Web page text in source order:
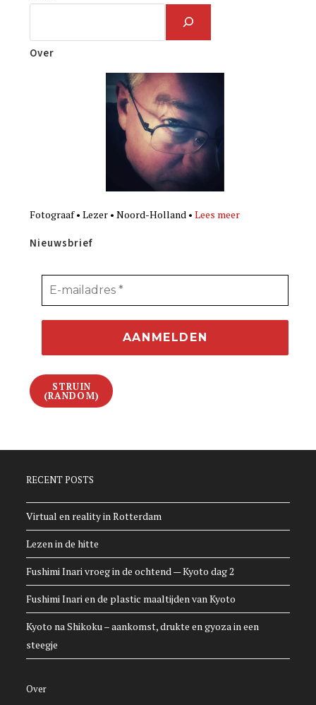
Over
Fotograaf • Lezer • Noord-Holland •Lees meer
Nieuwsbrief
STRUIN
(RANDOM)
RECENT POSTS
Virtual en reality in Rotterdam
Lezen in de hitte
Fushimi Inari vroeg in de ochtend — Kyoto dag 2
Fushimi Inari en de plastic maaltijden van Kyoto
Kyoto na Shikoku – aankomst, drukte en gyoza in een
steegje
Over